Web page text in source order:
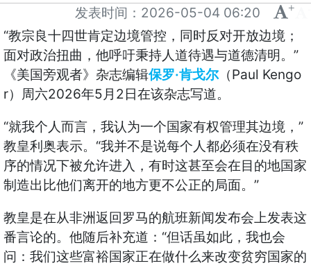
发表时间： 2026-05-04 06:20 +
“教宗良十四世肯定边境管控，同时反对开放边境；
面对政治扭曲，他呼吁秉持人道待遇与道德清明。 ”
《美国旁观者》杂志编辑保罗·肯戈尔（Paul Kengo
r）周六2026年5 月 2 日在该杂志写道。
“就我个人而言，我认为一个国家有权管理其边境， ”
教皇利奥表示。 “我并不是说每个人都必须在没有秩
序的情况下被允许进入，有时这甚至会在目的地国家
制造出比他们离开的地方更不公正的局面。 ”
教皇是在从非洲返回罗马的航班新闻发布会上发表这
番言论的。他随后补充道： “但话虽如此，我也会
问：我们这些富裕国家正在做什么来改变贫穷国家的